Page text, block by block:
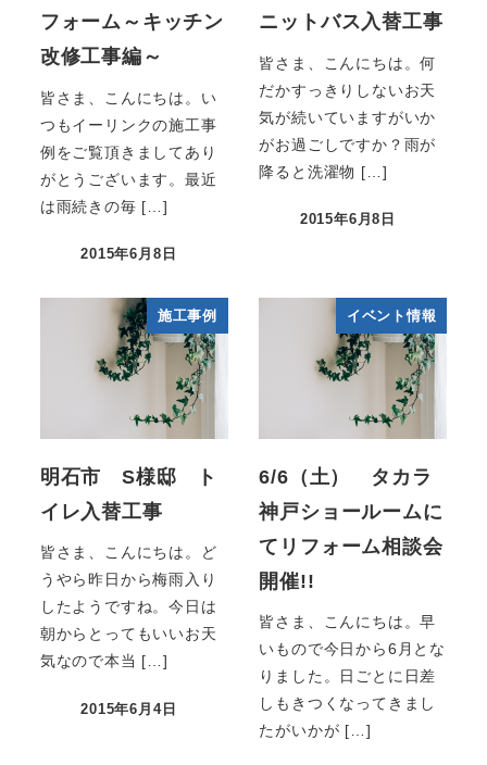
フォーム～キッチン
改修工事編～
皆さま、こんにちは。い
つもイーリンクの施工事
例をご覧頂きましてあり
がとうございます。最近
は雨続きの毎 […]
2015年6月8日
ニットバス入替工事
皆さま、こんにちは。何
だかすっきりしないお天
気が続いていますがいか
がお過ごしですか？雨が
降ると洗濯物 […]
2015年6月8日
施工事例
明石市 S様邸 ト
イレ入替工事
皆さま、こんにちは。ど
うやら昨日から梅雨入り
したようですね。今日は
朝からとってもいいお天
気なので本当 […]
2015年6月4日
イベント情報
6/6（土） タカラ
神戸ショールームに
てリフォーム相談会
開催!!
皆さま、こんにちは。早
いもので今日から6月とな
りました。日ごとに日差
しもきつくなってきまし
たがいかが […]